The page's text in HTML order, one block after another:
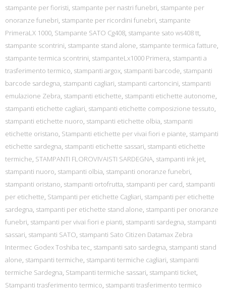
stampante per fioristi, stampante per nastri funebri, stampante per
onoranze funebri, stampante per ricordini funebri, stampante
PrimeraLX 1000, Stampante SATO Cg408, stampante sato ws408 tt,
stampante scontrini, stampante stand alone, stampante termica fatture,
stampante termica scontrini, stampanteLx1000 Primera, stampanti a
trasferimento termico, stampanti argox, stampanti barcode, stampanti
barcode sardegna, stampanti cagliari, stampanti cartoncini, stampanti
emulazione Zebra, stampanti etichette, stampanti etichette autonome,
stampanti etichette cagliari, stampanti etichette composizione tessuto,
stampanti etichette nuoro, stampanti etichette olbia, stampanti
etichette oristano, Stampanti etichette per vivai fiori e piante, stampanti
etichette sardegna, stampanti etichette sassari, stampanti etichette
termiche, STAMPANTI FLOROVIVAISTI SARDEGNA, stampanti ink jet,
stampanti nuoro, stampanti olbia, stampanti onoranze funebri,
stampanti oristano, stampanti ortofrutta, stampanti per card, stampanti
per etichette, Stampanti per etichette Cagliari, stampanti per etichette
sardegna, stampanti per etichette stand alone, stampanti per onoranze
funebri, stampanti per vivai fiori e pianti, stampanti sardegna, stampanti
sassari, stampanti SATO, stampanti Sato Citizen Datamax Zebra
Intermec Godex Toshiba tec, stampanti sato sardegna, stampanti stand
alone, stampanti termiche, stampanti termiche cagliari, stampanti
termiche Sardegna, Stampanti termiche sassari, stampanti ticket,
Stampanti trasferimento termico, stampanti trasferimento termico